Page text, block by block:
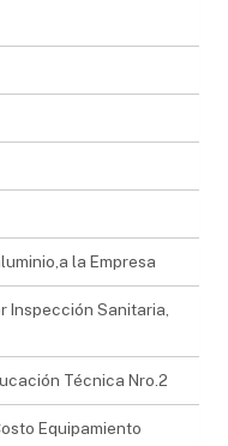
la Empresa
Inspección Sanitaria,
Técnica Nro.2
Equipamiento